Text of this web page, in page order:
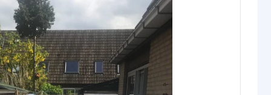
Pro: 22,80 watt
Basic: 30,71 lm
Premium: 42,65 lm
Prime: 33,72 lm
Pro: 47,11 lm
Basic: 0,257 watt